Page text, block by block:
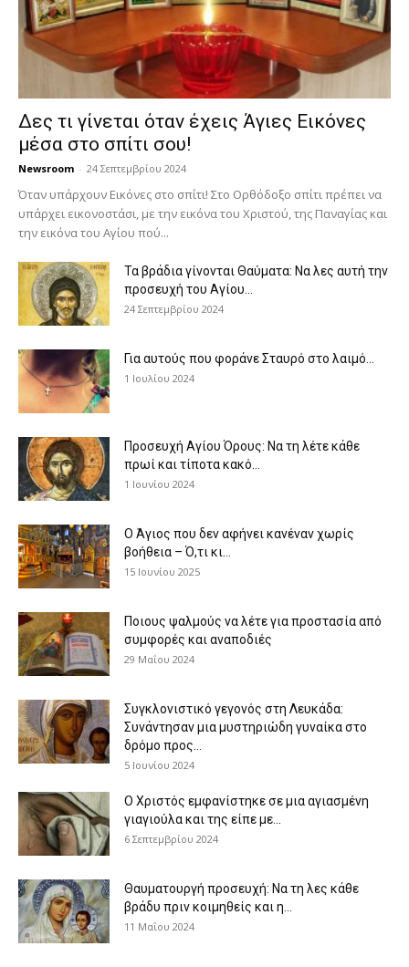
Δες τι γίνεται όταν έχεις Άγιες Εικόνες
μέσα στο σπίτι σου!
Newsroom - 24 Σεπτεμβρίου 2024
Όταν υπάρχουν Εικόνες στο σπίτι! Στο Ορθόδοξο σπίτι πρέπει να
υπάρχει εικονοστάσι, με την εικόνα του Χριστού, της Παν­αγίας και
την εικόνα του Αγίου πού...
Τα βράδια γίνονται Θαύματα: Να λες αυτή την
προσευχή του Αγίου...
24 Σεπτεμβρίου 2024
Για αυτούς που φοράνε Σταυρό στο λαιμό…
1 Ιουλίου 2024
Προσευχή Αγίου Όρους: Να τη λέτε κάθε
πρωί και τίποτα κακό...
1 Ιουνίου 2024
Ο Άγιος που δεν αφήνει κανέναν χωρίς
βοήθεια – Ό,τι κι...
15 Ιουνίου 2025
Ποιους ψαλμούς να λέτε για προστασία από
συμφορές και αναποδιές
29 Μαΐου 2024
Συγκλονιστικό γεγονός στη Λευκάδα:
Συνάντησαν μια μυστηριώδη γυναίκα στο
δρόμο προς...
5 Ιουνίου 2024
Ο Χριστός εμφανίστηκε σε μια αγιασμένη
γιαγιούλα και της είπε με...
6 Σεπτεμβρίου 2024
Θαυματουργή προσευχή: Να τη λες κάθε
βράδυ πριν κοιμηθείς και η...
11 Μαΐου 2024